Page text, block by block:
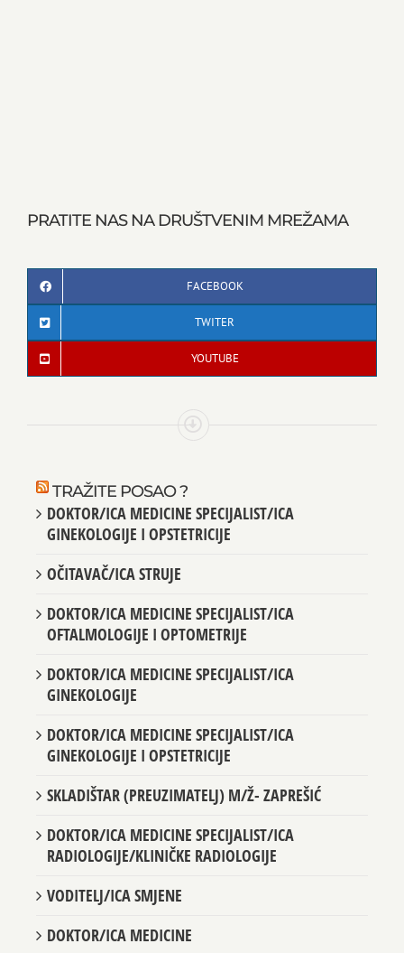
PRATITE NAS NA DRUŠTVENIM MREŽAMA
FACEBOOK
TWITER
YOUTUBE
TRAŽITE POSAO ?
DOKTOR/ICA MEDICINE SPECIJALIST/ICA
GINEKOLOGIJE I OPSTETRICIJE
OČITAVAČ/ICA STRUJE
DOKTOR/ICA MEDICINE SPECIJALIST/ICA
OFTALMOLOGIJE I OPTOMETRIJE
DOKTOR/ICA MEDICINE SPECIJALIST/ICA
GINEKOLOGIJE
DOKTOR/ICA MEDICINE SPECIJALIST/ICA
GINEKOLOGIJE I OPSTETRICIJE
SKLADIŠTAR (PREUZIMATELJ) M/Ž- ZAPREŠIĆ
DOKTOR/ICA MEDICINE SPECIJALIST/ICA
RADIOLOGIJE/KLINIČKE RADIOLOGIJE
VODITELJ/ICA SMJENE
DOKTOR/ICA MEDICINE